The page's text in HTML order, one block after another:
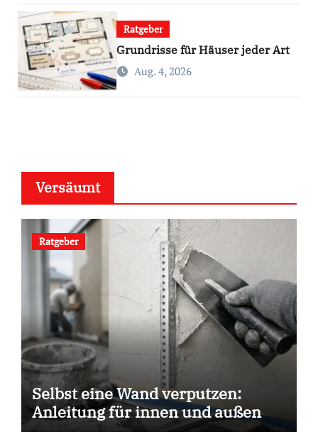
Ratgeber
Grundrisse für Häuser jeder Art
Aug. 4, 2026
Versäumt
Ratgeber
Selbst eine Wand verputzen:
Anleitung für innen und außen